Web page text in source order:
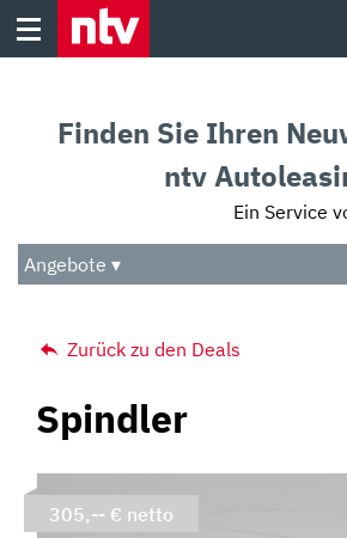
Skip
Audio
Das Beste
Finden Sie Ihren
ntv
Ein Service
Angebote ▾
Zurück zu den Deals
Spindler
305,-- € netto